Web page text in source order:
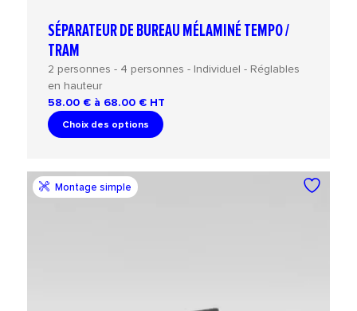
SÉPARATEUR DE BUREAU MÉLAMINÉ TEMPO /
TRAM
2 personnes - 4 personnes - Individuel - Réglables
en hauteur
58.00 € à 68.00 € HT
Choix des options
Montage simple